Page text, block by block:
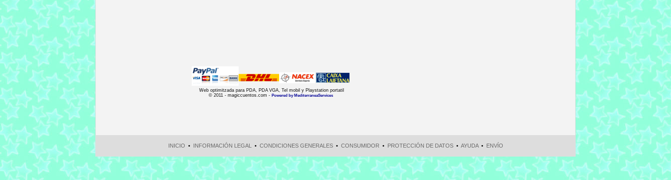
Web optimitzada para PDA, PDA VGA, Tel mobil y Playstation portatil
© 2011 - magiccuentos.com - Powered by MediterraneaServices
INICIO • INFORMACIÓN LEGAL • CONDICIONES GENERALES• CONSUMIDOR • PROTECCIÓN DE DATOS• AYUDA• ENVÍO